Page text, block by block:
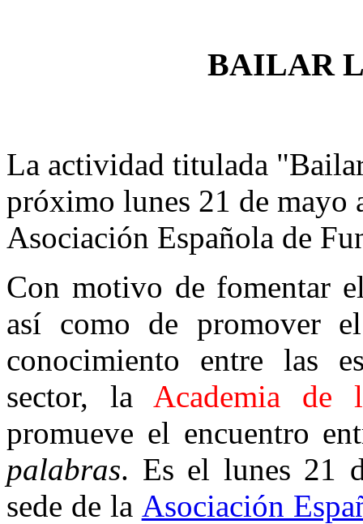
BAILAR
La actividad titulada
próximo lunes 21 de mayo
Asociación Española de
Con motivo de fomentar
así como de promover
conocimiento entre las
sector, la Academia de
promueve el encuentro
palabras. Es el lunes 21
sede de la Asociación